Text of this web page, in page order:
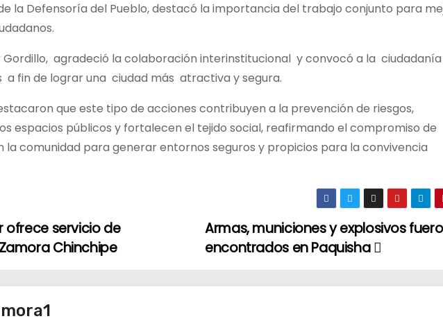
la Defensoría del Pueblo, destacó la importancia del trabajo conjunto para
Gordillo, agradeció la colaboración interinstitucional y convocó a la
a fin de lograr una ciudad más atractiva y segura.
que este tipo de acciones contribuyen a la prevención de riesgos,
espacios públicos y fortalecen el tejido social, reafirmando el compromiso de
comunidad para generar entornos seguros y propicios para la convivencia
Armas, municiones y explosivos
encontrados en Paquisha
ofrece servicio de
Chinchipe